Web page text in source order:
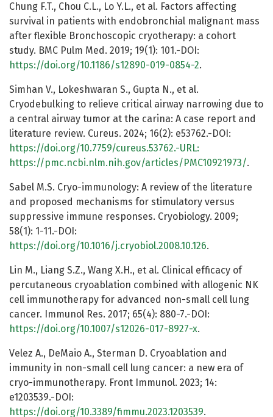
Chung F.T., Chou C.L., Lo Y.L., et al. Factors affecting
survival in patients with endobronchial malignant mass
after flexible Bronchoscopic cryotherapy: a cohort
study. BMC Pulm Med. 2019; 19(1): 101.-DOI:
https://doi.org/10.1186/s12890-019-0854-2.
Simhan V., Lokeshwaran S., Gupta N., et al.
Cryodebulking to relieve critical airway narrowing due to
a central airway tumor at the carina: A case report and
literature review. Cureus. 2024; 16(2): e53762.-DOI:
https://doi.org/10.7759/cureus.53762.-URL:
https://pmc.ncbi.nlm.nih.gov/articles/PMC10921973/.
Sabel M.S. Cryo-immunology: A review of the literature
and proposed mechanisms for stimulatory versus
suppressive immune responses. Cryobiology. 2009;
58(1): 1-11.-DOI:
https://doi.org/10.1016/j.cryobiol.2008.10.126.
Lin M., Liang S.Z., Wang X.H., et al. Clinical efficacy of
percutaneous cryoablation combined with allogenic NK
cell immunotherapy for advanced non-small cell lung
cancer. Immunol Res. 2017; 65(4): 880-7.-DOI:
https://doi.org/10.1007/s12026-017-8927-x.
Velez A., DeMaio A., Sterman D. Cryoablation and
immunity in non-small cell lung cancer: a new era of
cryo-immunotherapy. Front Immunol. 2023; 14:
e1203539.-DOI:
https://doi.org/10.3389/fimmu.2023.1203539.